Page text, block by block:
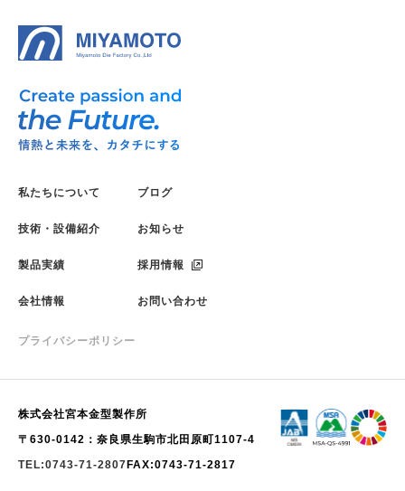
私たちについて
技術・設備紹介
製品実績
会社情報
ブログ
お知らせ
採用情報
お問い合わせ
プライバシーポリシー
株式会社宮本金型製作所
〒630-0142：奈良県生駒市北田原町1107-4
TEL:0743-71-2807FAX:0743-71-2817